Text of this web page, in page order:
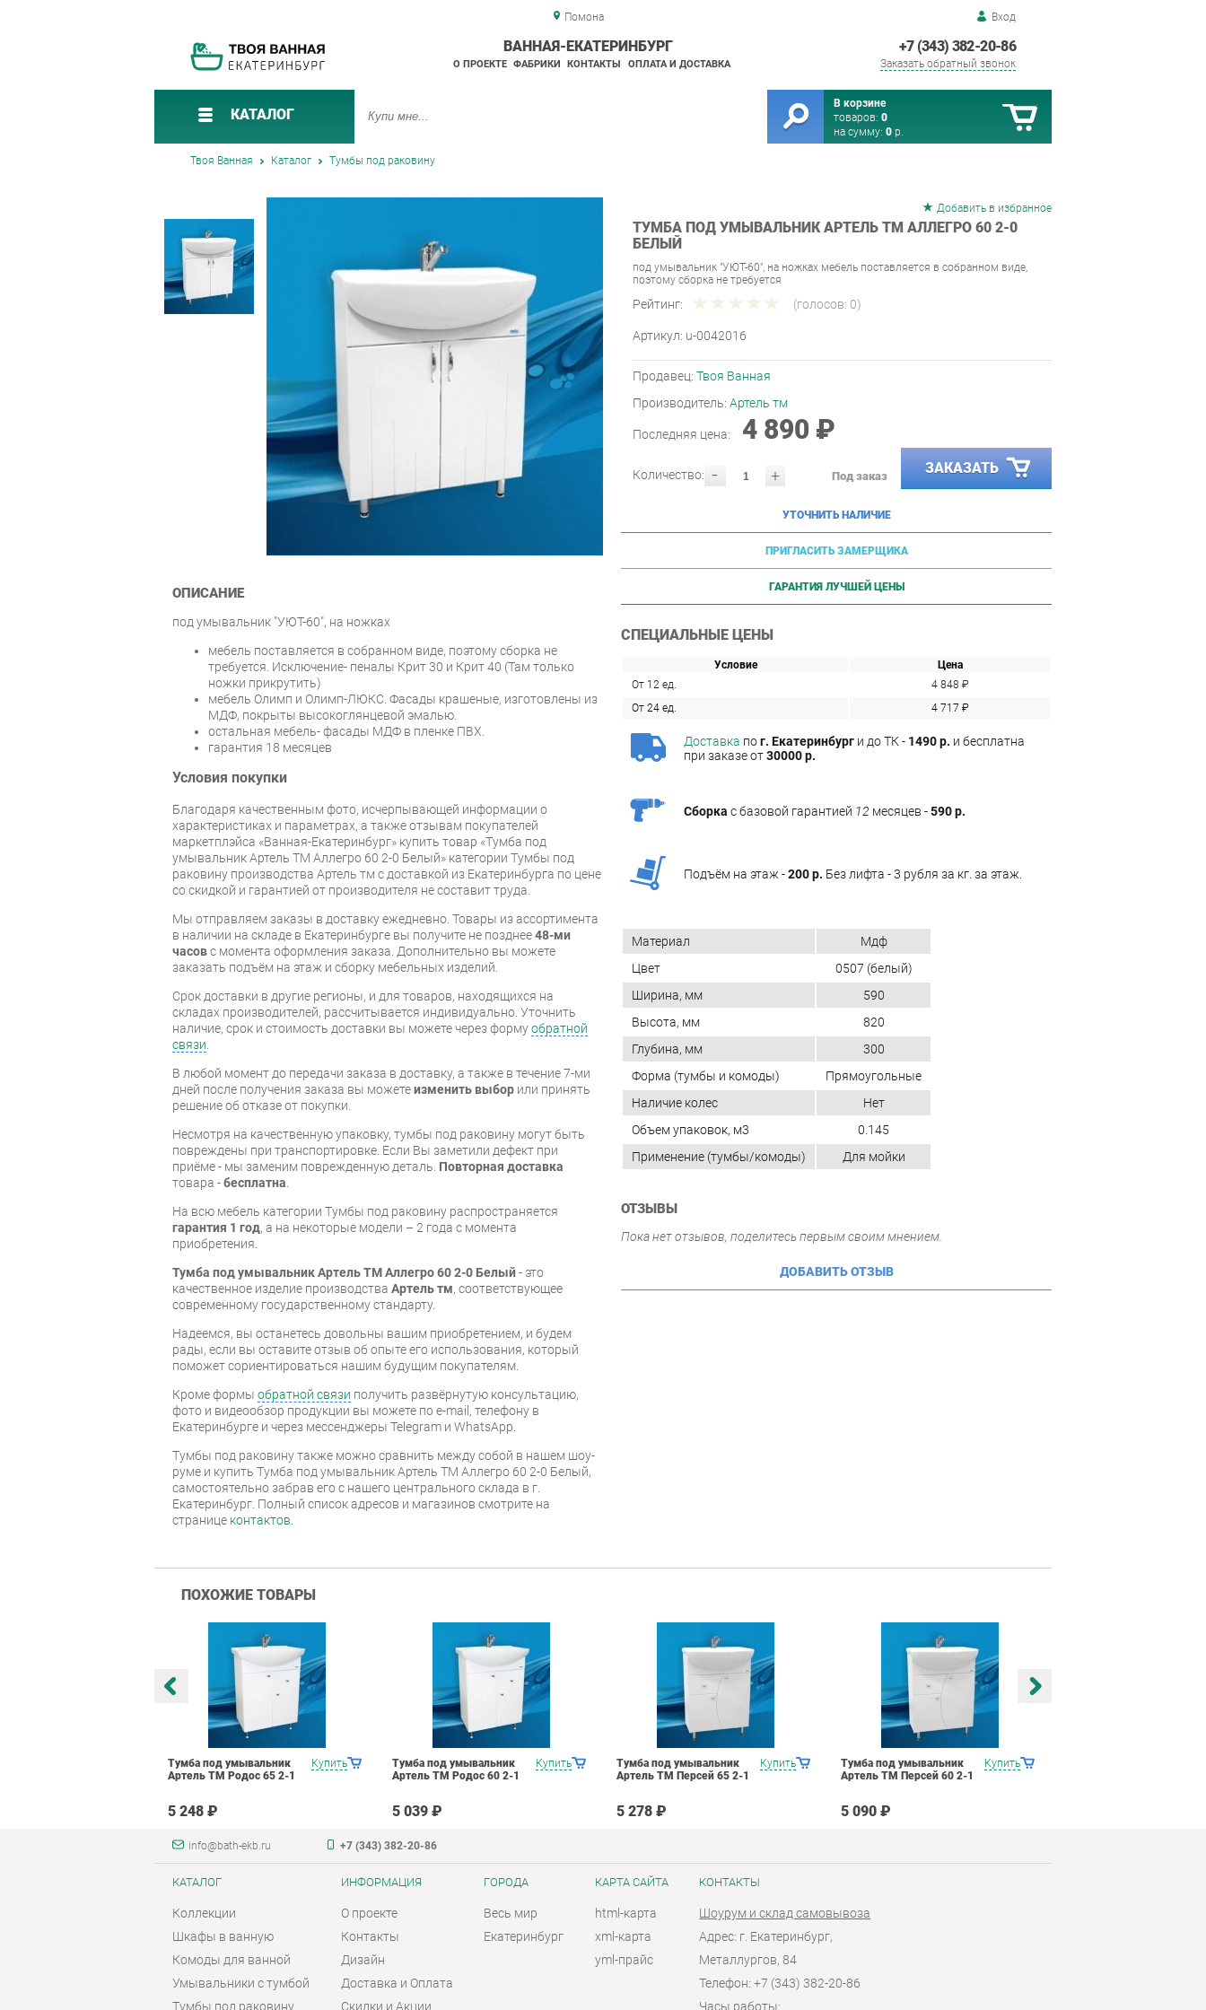
Помона Вход
+7 (343) 382-20-86
Заказать обратный звонок
ВАННАЯ-ЕКАТЕРИНБУРГ
О ПРОЕКТЕ ФАБРИКИ КОНТАКТЫ ОПЛАТА И ДОСТАВКА
КАТАЛОГ
В корзине
товаров: 0
на сумму: 0 р.
Твоя Ванная Каталог Тумбы под раковину
Добавить в избранное
ТУМБА ПОД УМЫВАЛЬНИК АРТЕЛЬ ТМ АЛЛЕГРО 60 2-0
БЕЛЫЙ
под умывальник "УЮТ-60", на ножках мебель поставляется в собранном виде,
поэтому сборка не требуется
Рейтинг: (голосов: 0)
Артикул: u-0042016
Продавец: Твоя Ванная
Производитель: Артель тм
Последняя цена: 4 890 ₽
- +
Количество: Под заказ ЗАКАЗАТЬ
УТОЧНИТЬ НАЛИЧИЕ
ПРИГЛАСИТЬ ЗАМЕРЩИКА
ГАРАНТИЯ ЛУЧШЕЙ ЦЕНЫ
СПЕЦИАЛЬНЫЕ ЦЕНЫ
Условие
Цена
От 12 ед.
4 848 ₽
От 24 ед.
4 717 ₽
Доставка пог. Екатеринбург и до ТК - 1490 р. и бесплатна
при заказе от30000 р.
Сборка с базовой гарантией 12 месяцев -590 р.
Подъём на этаж -200 р. Без лифта - 3 рубля за кг. за этаж.
ОПИСАНИЕ
под умывальник "УЮТ-60", на ножках
мебель поставляется в собранном виде, поэтому сборка не
требуется. Исключение- пеналы Крит 30 и Крит 40 (Там только
ножки прикрутить)
мебель Олимп и Олимп-ЛЮКС. Фасады крашеные, изготовлены из
МДФ, покрыты высокоглянцевой эмалью.
остальная мебель- фасады МДФ в пленке ПВХ.
гарантия 18 месяцев
Условия покупки
Благодаря качественным фото, исчерпывающей информации о
характеристиках и параметрах, а также отзывам покупателей
маркетплэйса «Ванная-Екатеринбург» купить товар «Тумба под
умывальник Артель ТМ Аллегро 60 2-0 Белый» категории Тумбы под
раковину производства Артель тм с доставкой из Екатеринбурга по цене
со скидкой и гарантией от производителя не составит труда.
Мы отправляем заказы в доставку ежедневно. Товары из ассортимента
в наличии на складе в Екатеринбурге вы получите не позднее48-ми
часовс момента оформления заказа. Дополнительно вы можете
заказать подъём на этаж и сборку мебельных изделий.
Срок доставки в другие регионы, и для товаров, находящихся на
складах производителей, рассчитывается индивидуально. Уточнить
наличие, срок и стоимость доставки вы можете через формуобратной
связи
В любой момент до передачи заказа в доставку, а также в течение 7-ми
дней после получения заказа вы можетеизменить выбор или принять
решение об отказе от покупки.
Несмотря на качественную упаковку, тумбы под раковину могут быть
повреждены при транспортировке. Если Вы заметили дефект при
приёме - мы заменим поврежденную деталь. Повторная доставка
товара -бесплатна
На всю мебель категории Тумбы под раковину распространяется
гарантия 1 год, а на некоторые модели – 2 года с момента
приобретения.
Тумба под умывальник Артель ТМ Аллегро 60 2-0 Белый- это
качественное изделие производства Артель тм, соответствующее
современному государственному стандарту.
Надеемся, вы останетесь довольны вашим приобретением, и будем
рады, если вы оставите отзыв об опыте его использования, который
поможет сориентироваться нашим будущим покупателям.
Кроме формы обратной связи получить развёрнутую консультацию,
фото и видеообзор продукции вы можете по e-mail, телефону в
Екатеринбурге и через мессенджеры Telegram и WhatsApp.
Тумбы под раковину также можно сравнить между собой в нашем шоу-
руме и купить Тумба под умывальник Артель ТМ Аллегро 60 2-0 Белый,
самостоятельно забрав его с нашего центрального склада в г.
Екатеринбург. Полный список адресов и магазинов смотрите на
странице контактов
Материал
Мдф
Цвет
0507 (белый)
Ширина, мм
590
Высота, мм
820
Глубина, мм
300
Форма (тумбы и комоды)
Прямоугольные
Наличие колес
Нет
Объем упаковок, м3
0.145
Применение (тумбы/комоды)
Для мойки
ОТЗЫВЫ
Пока нет отзывов, поделитесь первым своим мнением.
ДОБАВИТЬ ОТЗЫВ
ПОХОЖИЕ ТОВАРЫ
Купить
Тумба под умывальник
Артель ТМ Родос 65 2-1
5 248 ₽
Купить
Тумба под умывальник
Артель ТМ Родос 60 2-1
5 039 ₽
Купить
Тумба под умывальник
Артель ТМ Персей 65 2-1
5 278 ₽
Купить
Тумба под умывальник
Артель ТМ Персей 60 2-1
5 090 ₽
info@bath-ekb.ru +7 (343) 382-20-86
КАТАЛОГ
Коллекции
Шкафы в ванную
Комоды для ванной
Умывальники с тумбой
Тумбы под раковину
ИНФОРМАЦИЯ
О проекте
Контакты
Дизайн
Доставка и Оплата
Скидки и Акции
ГОРОДА
Весь мир
Екатеринбург
КАРТА САЙТА
html-карта
xml-карта
yml-прайс
КОНТАКТЫ
Шоурум и склад самовывоза
Адрес: г. Екатеринбург,
Металлургов, 84
Телефон: +7 (343) 382-20-86
Часы работы: